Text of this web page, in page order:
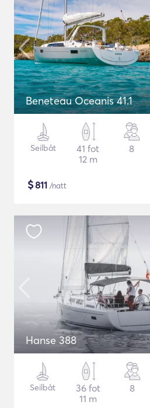
Beneteau Oceanis 41.1
Seilbåt
41 fot
12 m
8
$811 /natt
Hanse 388
Seilbåt
36 fot
11 m
8